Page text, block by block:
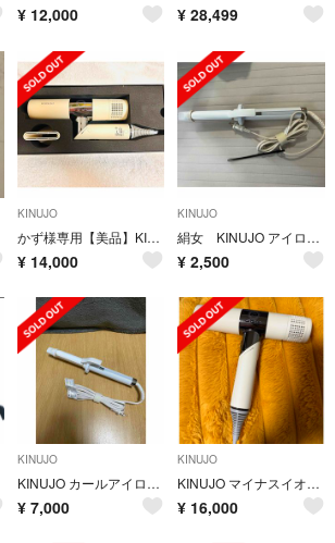
¥ 12,000 ¥ 28,499
KINUJO
かず様専用【美品】KINUJO マイナスイオンヘアドライヤー
¥ 14,000
KINUJO
絹女 KINUJO アイロン コテ ジャンク
¥ 2,500
KINUJO
KINUJO カールアイロン 28mm KC028 絹女
¥ 7,000
KINUJO
KINUJO マイナスイオンヘアドライヤー キヌージョ KH201
¥ 16,000